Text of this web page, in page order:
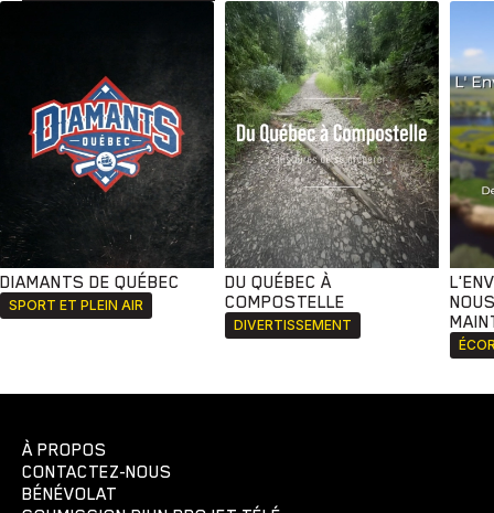
DIAMANTS DE QUÉBEC
SPORT ET PLEIN AIR
DU QUÉBEC À
COMPOSTELLE
DIVERTISSEMENT
À PROPOS
CONTACTEZ-NOUS
BÉNÉVOLAT